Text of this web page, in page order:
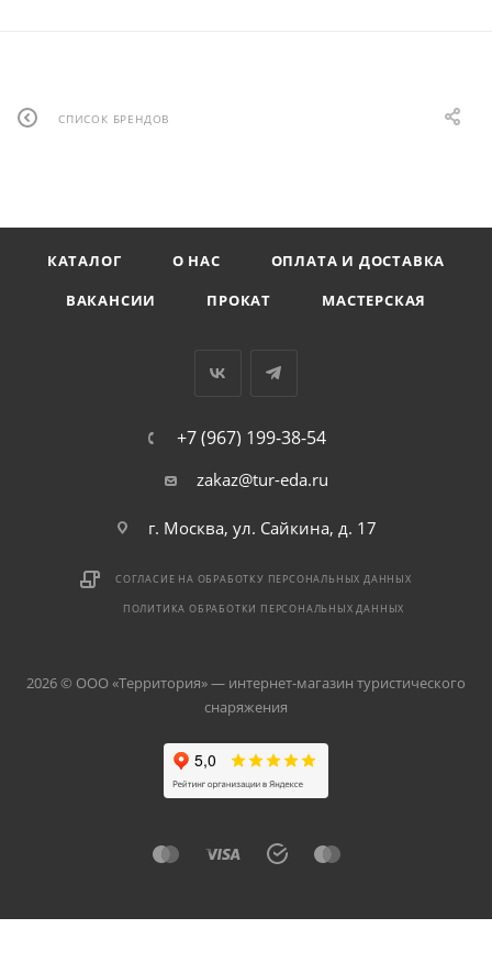
СПИСОК БРЕНДОВ
КАТАЛОГ О НАС
ОПЛАТА И ДОСТАВКА
ВАКАНСИИ
ПРОКАТ МАСТЕРСКАЯ
+7 (967) 199-38-54
zakaz@tur-eda.ru
г. Москва, ул. Сайкина, д. 17
СОГЛАСИЕ НА ОБРАБОТКУ ПЕРСОНАЛЬНЫХ ДАННЫХ
ПОЛИТИКА ОБРАБОТКИ ПЕРСОНАЛЬНЫХ ДАННЫХ
2026 © ООО «Территория» — интернет-магазин туристического
снаряжения